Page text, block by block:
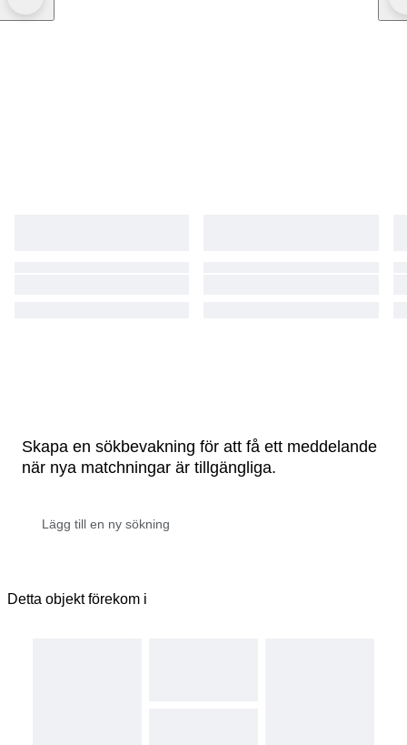
Skapa en sökbevakning för att få ett meddelande
när nya matchningar är tillgängliga.
Detta objekt förekom i